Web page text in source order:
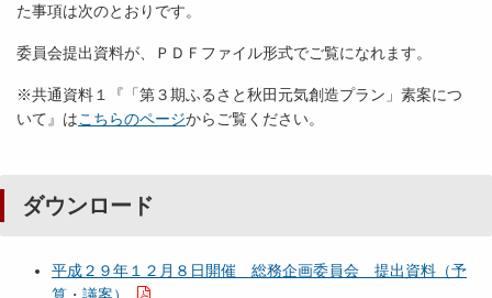
た事項は次のとおりです。
委員会提出資料が、ＰＤＦファイル形式でご覧になれます。
※共通資料１『「第３期ふるさと秋田元気創造プラン」素案につ
いて』はこちらのページからご覧ください。
ダウンロード
平成２９年１２月８日開催 総務企画委員会 提出資料（予